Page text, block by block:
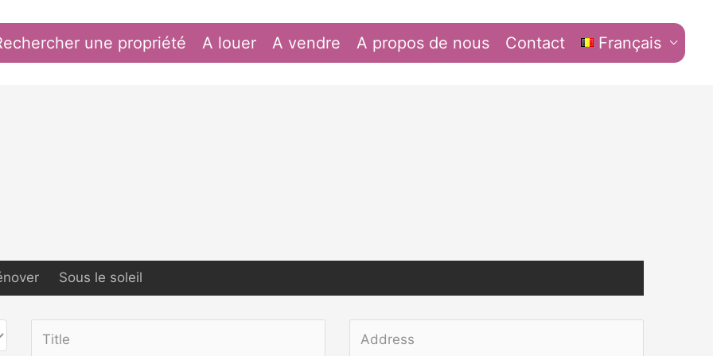
une propriété A louer A vendre A propos de nous Contact Français
Sous le soleil